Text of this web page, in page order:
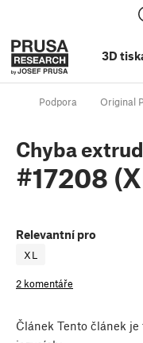
3D
Podpora Original
Chyba
#17208
Relevantní pro
XL
2 komentáře
Článek Tento článek